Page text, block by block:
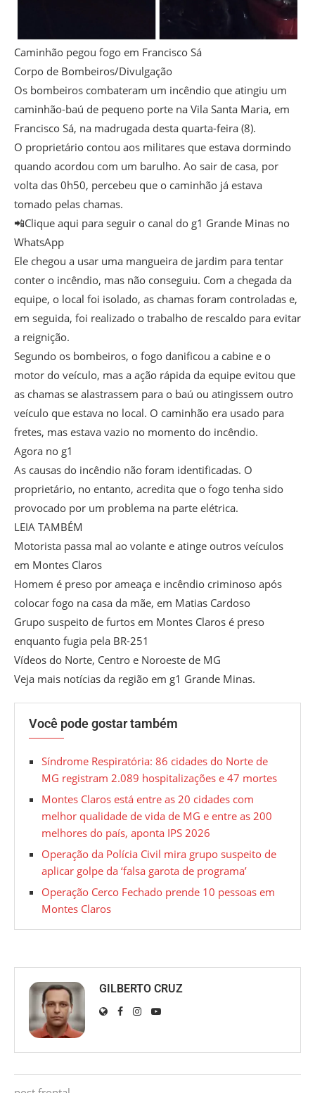
Caminhão pegou fogo em Francisco Sá
Corpo de Bombeiros/Divulgação
Os bombeiros combateram um incêndio que atingiu um
caminhão-baú de pequeno porte na Vila Santa Maria, em
Francisco Sá, na madrugada desta quarta-feira (8).
O proprietário contou aos militares que estava dormindo
quando acordou com um barulho. Ao sair de casa, por
volta das 0h50, percebeu que o caminhão já estava
tomado pelas chamas.
📲Clique aqui para seguir o canal do g1 Grande Minas no
WhatsApp
Ele chegou a usar uma mangueira de jardim para tentar
conter o incêndio, mas não conseguiu. Com a chegada da
equipe, o local foi isolado, as chamas foram controladas e,
em seguida, foi realizado o trabalho de rescaldo para evitar
a reignição.
Segundo os bombeiros, o fogo danificou a cabine e o
motor do veículo, mas a ação rápida da equipe evitou que
as chamas se alastrassem para o baú ou atingissem outro
veículo que estava no local. O caminhão era usado para
fretes, mas estava vazio no momento do incêndio.
Agora no g1
As causas do incêndio não foram identificadas. O
proprietário, no entanto, acredita que o fogo tenha sido
provocado por um problema na parte elétrica.
LEIA TAMBÉM
Motorista passa mal ao volante e atinge outros veículos
em Montes Claros
Homem é preso por ameaça e incêndio criminoso após
colocar fogo na casa da mãe, em Matias Cardoso
Grupo suspeito de furtos em Montes Claros é preso
enquanto fugia pela BR-251
Vídeos do Norte, Centro e Noroeste de MG
Veja mais notícias da região em g1 Grande Minas.
Você pode gostar também
Síndrome Respiratória: 86 cidades do Norte de
MG registram 2.089 hospitalizações e 47 mortes
Montes Claros está entre as 20 cidades com
melhor qualidade de vida de MG e entre as 200
melhores do país, aponta IPS 2026
Operação da Polícia Civil mira grupo suspeito de
aplicar golpe da ‘falsa garota de programa’
Operação Cerco Fechado prende 10 pessoas em
Montes Claros
GILBERTO CRUZ